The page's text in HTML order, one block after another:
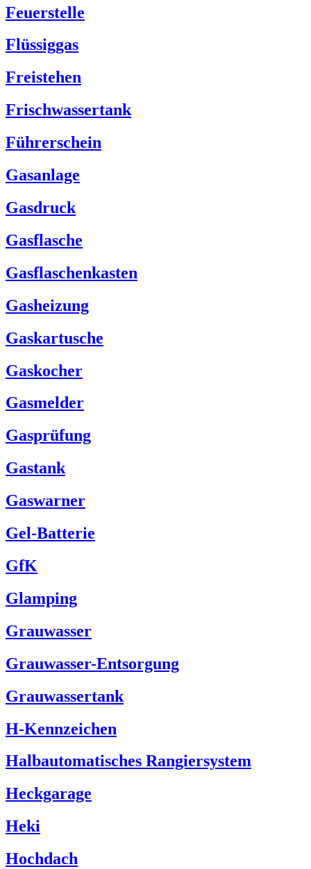
Feuerstelle
Flüssiggas
Freistehen
Frischwassertank
Führerschein
Gasanlage
Gasdruck
Gasflasche
Gasflaschenkasten
Gasheizung
Gaskartusche
Gaskocher
Gasmelder
Gasprüfung
Gastank
Gaswarner
Gel-Batterie
GfK
Glamping
Grauwasser
Grauwasser-Entsorgung
Grauwassertank
H-Kennzeichen
Halbautomatisches Rangiersystem
Heckgarage
Heki
Hochdach